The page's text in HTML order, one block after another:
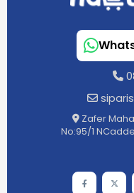
Zafer
No:95/1